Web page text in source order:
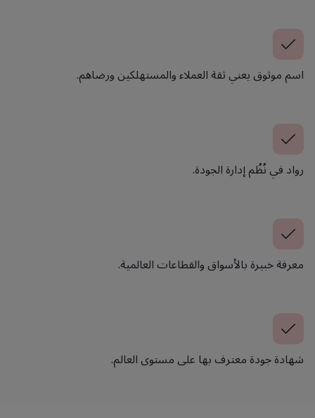
اسم موثوق يعني ثقة العملاء والمستهلكين ورضاهم.
رواد في نُظُم إدارة الجودة.
معرفة خبيرة بالأسواق والقطاعات العالمية.
شهادة جودة معترف بها على مستوى العالم.